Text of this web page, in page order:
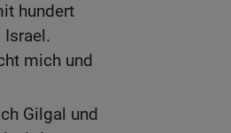
hundert
Israel.
mich und
Gilgal und